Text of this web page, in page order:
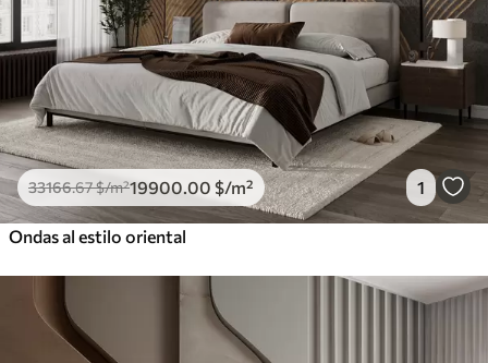
33166.67$/m²19900 .00 $/m² 1
Ondas al estilo oriental